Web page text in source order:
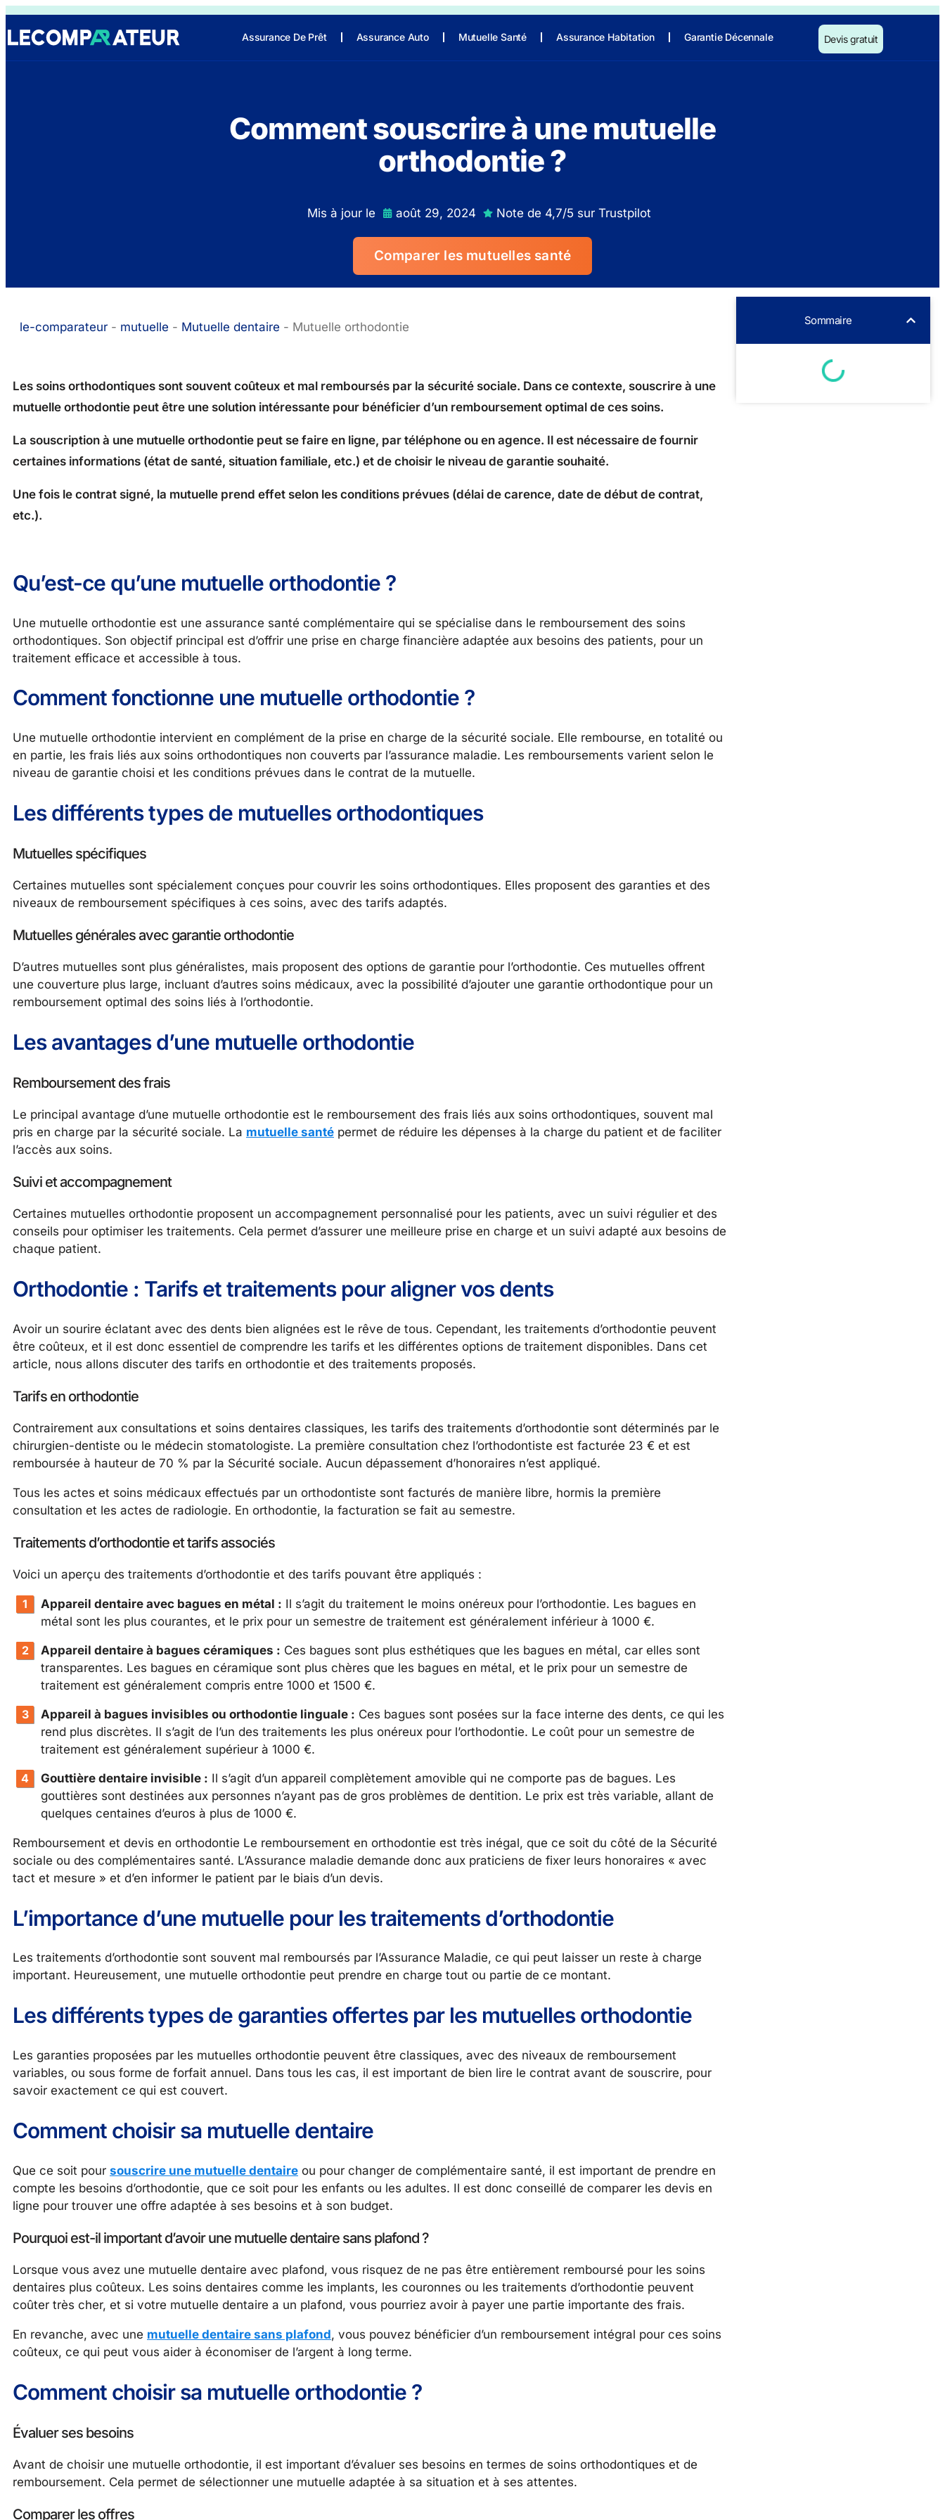
Assurance De Prêt Assurance Auto Mutuelle Santé Assurance Habitation Garantie Décennale Devis gratuit
Comment souscrire à une mutuelle
orthodontie ?
Mis à jour le août 29, 2024 Note de 4,7/5 sur Trustpilot
Comparer les mutuelles santé
le-comparateur - mutuelle - Mutuelle dentaire - Mutuelle orthodontie
Les soins orthodontiques sont souvent coûteux et mal remboursés par la sécurité sociale. Dans ce contexte, souscrire à une
mutuelle orthodontie peut être une solution intéressante pour bénéficier d’un remboursement optimal de ces soins.
La souscription à une mutuelle orthodontie peut se faire en ligne, par téléphone ou en agence. Il est nécessaire de fournir
certaines informations (état de santé, situation familiale, etc.) et de choisir le niveau de garantie souhaité.
Une fois le contrat signé, la mutuelle prend effet selon les conditions prévues (délai de carence, date de début de contrat,
etc.).
Qu’est-ce qu’une mutuelle orthodontie ?
Une mutuelle orthodontie est une assurance santé complémentaire qui se spécialise dans le remboursement des soins
orthodontiques. Son objectif principal est d’offrir une prise en charge financière adaptée aux besoins des patients, pour un
traitement efficace et accessible à tous.
Comment fonctionne une mutuelle orthodontie ?
Une mutuelle orthodontie intervient en complément de la prise en charge de la sécurité sociale. Elle rembourse, en totalité ou
en partie, les frais liés aux soins orthodontiques non couverts par l’assurance maladie. Les remboursements varient selon le
niveau de garantie choisi et les conditions prévues dans le contrat de la mutuelle.
Les différents types de mutuelles orthodontiques
Mutuelles spécifiques
Certaines mutuelles sont spécialement conçues pour couvrir les soins orthodontiques. Elles proposent des garanties et des
niveaux de remboursement spécifiques à ces soins, avec des tarifs adaptés.
Mutuelles générales avec garantie orthodontie
D’autres mutuelles sont plus généralistes, mais proposent des options de garantie pour l’orthodontie. Ces mutuelles offrent
une couverture plus large, incluant d’autres soins médicaux, avec la possibilité d’ajouter une garantie orthodontique pour un
remboursement optimal des soins liés à l’orthodontie.
Les avantages d’une mutuelle orthodontie
Remboursement des frais
Le principal avantage d’une mutuelle orthodontie est le remboursement des frais liés aux soins orthodontiques, souvent mal
pris en charge par la sécurité sociale. La mutuelle santé permet de réduire les dépenses à la charge du patient et de faciliter
l’accès aux soins.
Suivi et accompagnement
Certaines mutuelles orthodontie proposent un accompagnement personnalisé pour les patients, avec un suivi régulier et des
conseils pour optimiser les traitements. Cela permet d’assurer une meilleure prise en charge et un suivi adapté aux besoins de
chaque patient.
Orthodontie : Tarifs et traitements pour aligner vos dents
Avoir un sourire éclatant avec des dents bien alignées est le rêve de tous. Cependant, les traitements d’orthodontie peuvent
être coûteux, et il est donc essentiel de comprendre les tarifs et les différentes options de traitement disponibles. Dans cet
article, nous allons discuter des tarifs en orthodontie et des traitements proposés.
Tarifs en orthodontie
Contrairement aux consultations et soins dentaires classiques, les tarifs des traitements d’orthodontie sont déterminés par le
chirurgien-dentiste ou le médecin stomatologiste. La première consultation chez l’orthodontiste est facturée 23 € et est
remboursée à hauteur de 70 % par la Sécurité sociale. Aucun dépassement d’honoraires n’est appliqué.
Tous les actes et soins médicaux effectués par un orthodontiste sont facturés de manière libre, hormis la première
consultation et les actes de radiologie. En orthodontie, la facturation se fait au semestre.
Traitements d’orthodontie et tarifs associés
Voici un aperçu des traitements d’orthodontie et des tarifs pouvant être appliqués :
Appareil dentaire avec bagues en métal : Il s’agit du traitement le moins onéreux pour l’orthodontie. Les bagues en
métal sont les plus courantes, et le prix pour un semestre de traitement est généralement inférieur à 1000 €.
Appareil dentaire à bagues céramiques : Ces bagues sont plus esthétiques que les bagues en métal, car elles sont
transparentes. Les bagues en céramique sont plus chères que les bagues en métal, et le prix pour un semestre de
traitement est généralement compris entre 1000 et 1500 €.
Appareil à bagues invisibles ou orthodontie linguale : Ces bagues sont posées sur la face interne des dents, ce qui les
rend plus discrètes. Il s’agit de l’un des traitements les plus onéreux pour l’orthodontie. Le coût pour un semestre de
traitement est généralement supérieur à 1000 €.
Gouttière dentaire invisible : Il s’agit d’un appareil complètement amovible qui ne comporte pas de bagues. Les
gouttières sont destinées aux personnes n’ayant pas de gros problèmes de dentition. Le prix est très variable, allant de
quelques centaines d’euros à plus de 1000 €.
Remboursement et devis en orthodontie Le remboursement en orthodontie est très inégal, que ce soit du côté de la Sécurité
sociale ou des complémentaires santé. L’Assurance maladie demande donc aux praticiens de fixer leurs honoraires « avec
tact et mesure » et d’en informer le patient par le biais d’un devis.
L’importance d’une mutuelle pour les traitements d’orthodontie
Les traitements d’orthodontie sont souvent mal remboursés par l’Assurance Maladie, ce qui peut laisser un reste à charge
important. Heureusement, une mutuelle orthodontie peut prendre en charge tout ou partie de ce montant.
Les différents types de garanties offertes par les mutuelles orthodontie
Les garanties proposées par les mutuelles orthodontie peuvent être classiques, avec des niveaux de remboursement
variables, ou sous forme de forfait annuel. Dans tous les cas, il est important de bien lire le contrat avant de souscrire, pour
savoir exactement ce qui est couvert.
Comment choisir sa mutuelle dentaire
Que ce soit pour souscrire une mutuelle dentaire ou pour changer de complémentaire santé, il est important de prendre en
compte les besoins d’orthodontie, que ce soit pour les enfants ou les adultes. Il est donc conseillé de comparer les devis en
ligne pour trouver une offre adaptée à ses besoins et à son budget.
Pourquoi est-il important d’avoir une mutuelle dentaire sans plafond ?
Lorsque vous avez une mutuelle dentaire avec plafond, vous risquez de ne pas être entièrement remboursé pour les soins
dentaires plus coûteux. Les soins dentaires comme les implants, les couronnes ou les traitements d’orthodontie peuvent
coûter très cher, et si votre mutuelle dentaire a un plafond, vous pourriez avoir à payer une partie importante des frais.
En revanche, avec une mutuelle dentaire sans plafond, vous pouvez bénéficier d’un remboursement intégral pour ces soins
coûteux, ce qui peut vous aider à économiser de l’argent à long terme.
Comment choisir sa mutuelle orthodontie ?
Évaluer ses besoins
Avant de choisir une mutuelle orthodontie, il est important d’évaluer ses besoins en termes de soins orthodontiques et de
remboursement. Cela permet de sélectionner une mutuelle adaptée à sa situation et à ses attentes.
Comparer les offres
Sommaire